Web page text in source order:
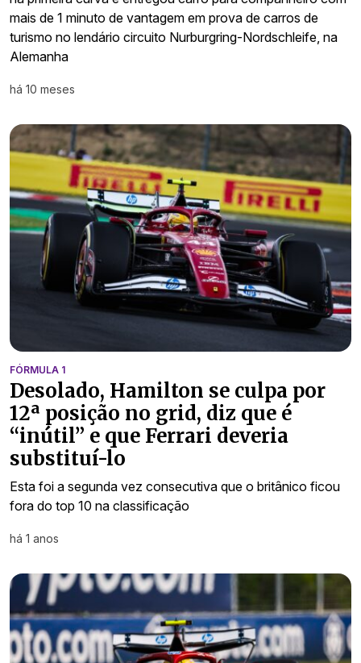
mais de 1 minuto de vantagem em prova de carros de
turismo no lendário circuito Nurburgring-Nordschleife, na
Alemanha
há 10 meses
FÓRMULA 1
Desolado, Hamilton se culpa por
12ª posição no grid, diz que é
“inútil” e que Ferrari deveria
substituí-lo
Esta foi a segunda vez consecutiva que o britânico ficou
fora do top 10 na classificação
há 1 anos